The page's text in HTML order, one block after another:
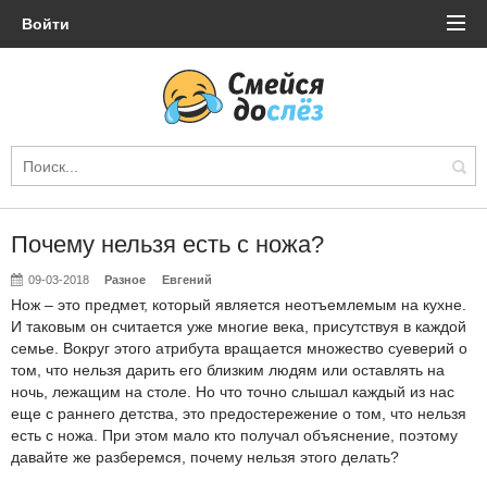
Войти
Почему нельзя есть с ножа?
09-03-2018 Разное Евгений
Нож – это предмет, который является неотъемлемым на кухне.
И таковым он считается уже многие века, присутствуя в каждой
семье. Вокруг этого атрибута вращается множество суеверий о
том, что нельзя дарить его близким людям или оставлять на
ночь, лежащим на столе. Но что точно слышал каждый из нас
еще с раннего детства, это предостережение о том, что нельзя
есть с ножа. При этом мало кто получал объяснение, поэтому
давайте же разберемся, почему нельзя этого делать?